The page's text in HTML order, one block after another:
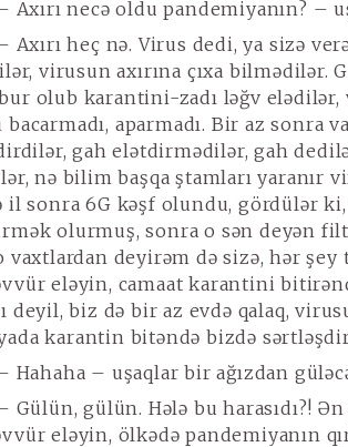
Axırı necə oldu pandemiyanın? –
Axırı heç nə. Virus dedi, ya sizə
virusun axırına çıxa bilmədilər.
olub karantini-zadı ləğv elədilər,
aparmadı. Bir az sonra
gah elətdirmədilər, gah
nə bilim başqa ştamları yaranır
il sonra 6G kəşf olundu, gördülər
olurmuş, sonra o sən deyən
vaxtlardan deyirəm də sizə, hər
eləyin, camaat karantini
deyil, biz də bir az evdə qalaq,
karantin bitəndə bizdə
Hahaha – uşaqlar bir ağızdan
Gülün, gülün. Hələ bu harasıdı?!
eləyin, ölkədə pandemiyanın